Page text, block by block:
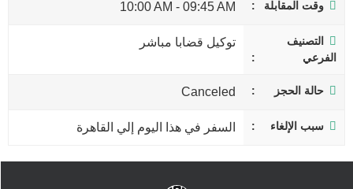
وقت المقابلة 09:45 AM
-
10:00 AM
التصنيف
الفرعي
توكيل قضابا مباشر
حالة الحجز Canceled
سبب الإلغاء السفر في هذا اليوم إلي القاهرة